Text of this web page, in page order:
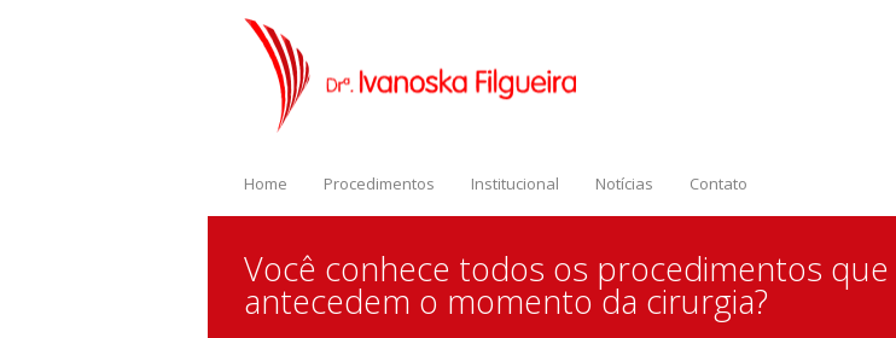
Home Procedimentos Institucional Notícias Contato
Você conhece todos os procedimentos que
antecedem o momento da cirurgia?